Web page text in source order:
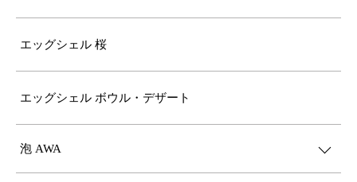
エッグシェル 桜
エッグシェル ボウル・デザート
泡 AWA